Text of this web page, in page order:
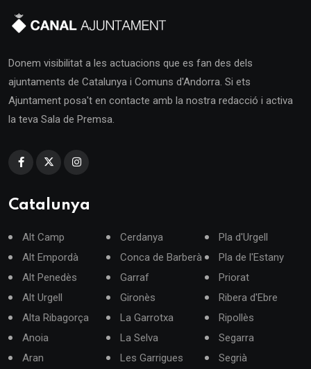
Donem visibilitat a les actuacions que es fan des dels
ajuntaments de Catalunya i Comuns d'Andorra. Si ets
Ajuntament posa't en contacte amb la nostra redacció i activa
la teva Sala de Premsa.
Catalunya
Alt Camp
Alt Empordà
Alt Penedès
Alt Urgell
Alta Ribagorça
Anoia
Aran
Cerdanya
Conca de Barberà
Garraf
Gironès
La Garrotxa
La Selva
Les Garrigues
Pla d'Urgell
Pla de l'Estany
Priorat
Ribera d'Ebre
Ripollès
Segarra
Segrià